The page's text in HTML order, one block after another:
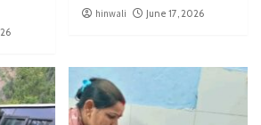
hinwali June 17, 2026